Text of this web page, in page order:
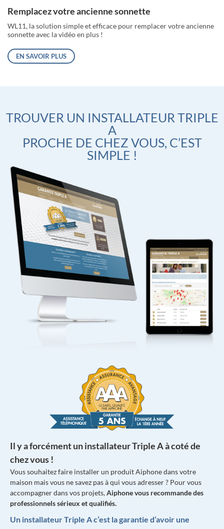
Remplacez votre ancienne sonnette
WL11, la solution simple et efficace pour remplacer votre ancienne
sonnette avec la vidéo en plus !
EN SAVOIR PLUS
TROUVER UN INSTALLATEUR TRIPLE
A
PROCHE DE CHEZ VOUS, C’EST
SIMPLE !
Il y a forcément un installateur Triple A à coté de
chez vous !
Vous souhaitez faire installer un produit Aiphone dans votre
maison mais vous ne savez pas à qui vous adresser ? Pour vous
accompagner dans vos projets,Aiphone vous recommande des
professionnels sérieux et qualifiés.
Un installateur Triple A c’est la garantie d’avoir une